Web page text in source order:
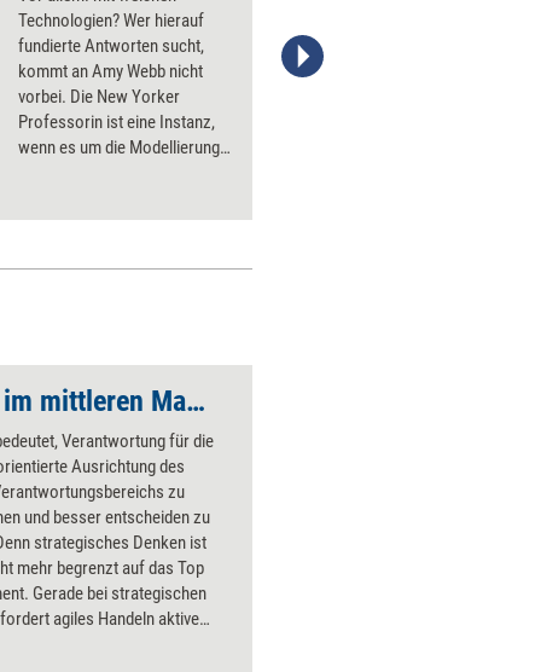
Technologien? Wer hierauf
fundierte Antworten sucht,
kommt an Amy Webb nicht
vorbei. Die New Yorker
Professorin ist eine Instanz,
wenn es um die Modellierung
hilft Unternehmen, ihre
Zukunft auszurichten – und
Stefanie Diers/www.trainerkoffer.de
Strategisch handeln im mittleren Management
Verantwortung für die
Ausrichtung des
zu
und besser entscheiden zu
strategisches Denken ist
mehr begrenzt auf das Top
Gerade bei strategischen
agiles Handeln aktive